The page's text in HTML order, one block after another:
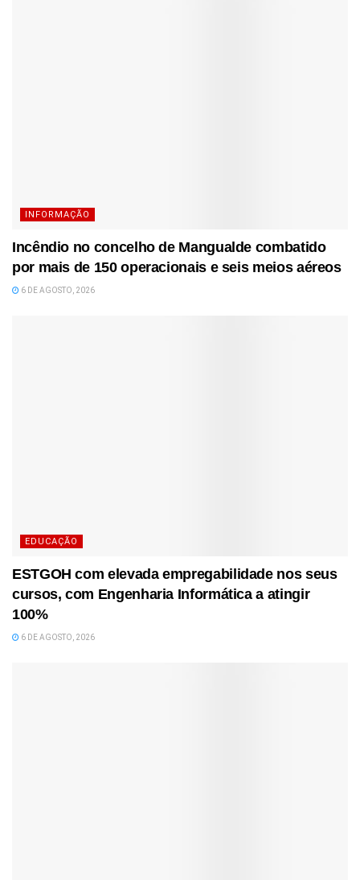
INFORMAÇÃO
Incêndio no concelho de Mangualde combatido
por mais de 150 operacionais e seis meios aéreos
6 DE AGOSTO, 2026
EDUCAÇÃO
ESTGOH com elevada empregabilidade nos seus
cursos, com Engenharia Informática a atingir
100%
6 DE AGOSTO, 2026